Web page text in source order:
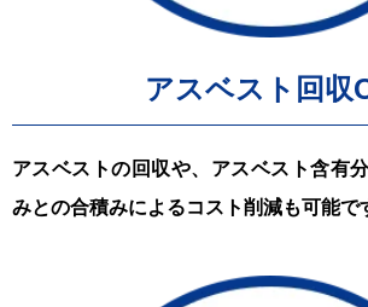
アスベスト回収
アスベストの回収や、アスベスト含有
みとの合積みによるコスト削減も可能で